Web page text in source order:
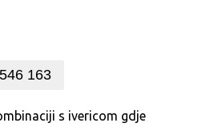
163
s ivericom gdje